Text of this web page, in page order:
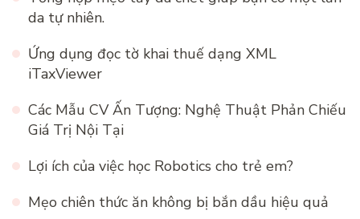
da tự nhiên.
Ứng dụng đọc tờ khai thuế dạng XML
iTaxViewer
Các Mẫu CV Ấn Tượng: Nghệ Thuật Phản Chiếu
Giá Trị Nội Tại
Lợi ích của việc học Robotics cho trẻ em?
Mẹo chiên thức ăn không bị bắn dầu hiệu quả